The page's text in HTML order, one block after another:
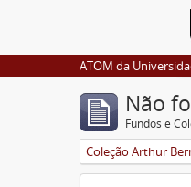
ATOM da
Não
Fundos e
Coleção Arthur